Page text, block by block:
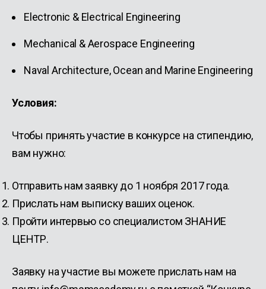
Electronic & Electrical Engineering
Mechanical & Aerospace Engineering
Naval Architecture, Ocean and Marine Engineering
Условия:
Чтобы принять участие в конкурсе на стипендию,
вам нужно:
Отправить нам заявку до 1 ноября 2017 года.
Прислать нам выписку ваших оценок.
Пройти интервью со специалистом ЗНАНИЕ
ЦЕНТР.
Заявку на участие вы можете прислать нам на